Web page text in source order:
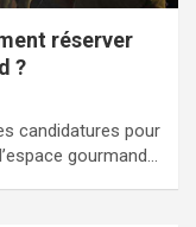
réserver
?
candidatures pour
gourmand…